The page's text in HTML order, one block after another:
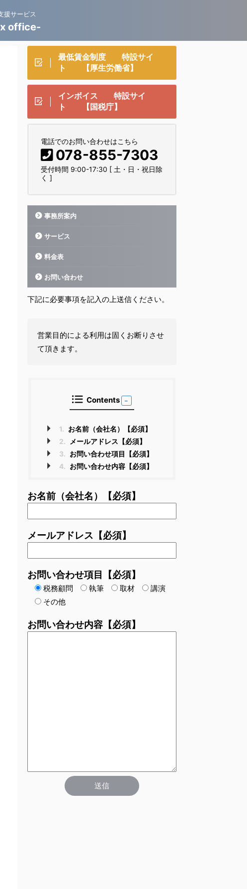
援サービス
office-
最低賃金制度 特設サイ
ト 【厚生労働省】
インボイス 特設サイ
ト 【国税庁】
電話でのお問い合わせはこちら
078-855-7303
受付時間 9:00-17:30 [ 土・日・祝日除
く ]
事務所案内
サービス
料金表
お問い合わせ
下記に必要事項を記入の上送信ください。
営業目的による利用は固くお断りさせ
て頂きます。
Contents
1. お名前（会社名）【必須】
2.
メールアドレス【必須】
3. お問い合わせ項目【必須】
4. お問い合わせ内容【必須】
お名前（会社名）【必須】
メールアドレス【必須】
お問い合わせ項目【必須】
税務顧問 執筆 取材
講演
その他
お問い合わせ内容【必須】